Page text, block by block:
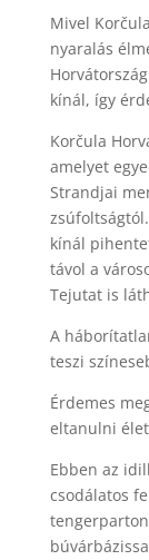
Mivel
nyaralás
kínál, így
Korčula
amelyet
Strandjai
kínál
távol a
Tejutat is
A
teszi
Érdemes
eltanulni
Ebben az
csodálatos